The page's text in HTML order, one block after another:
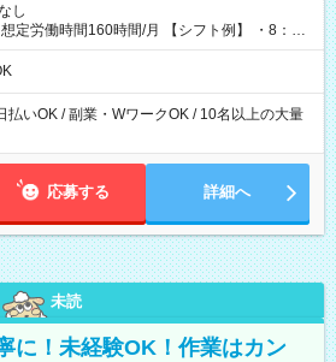
し
間160時間/月 【シフト例】 ・8：00
払いOK / 副業・WワークOK / 10名以上の大量
応募する 詳細へ
未読
に！未経験OK！作業はカン